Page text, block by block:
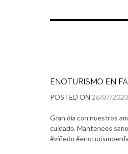
ENOTURISMO EN
POSTED ON 26/07/2020
Gran día con nuestros
cuidado. Manteneos
#viñedo